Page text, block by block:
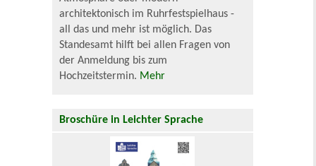
architektonisch im Ruhrfestspielhaus -
all das und mehr ist möglich. Das
Standesamt hilft bei allen Fragen von
der Anmeldung bis zum
Hochzeitstermin. Mehr
Broschüre in Leichter Sprache